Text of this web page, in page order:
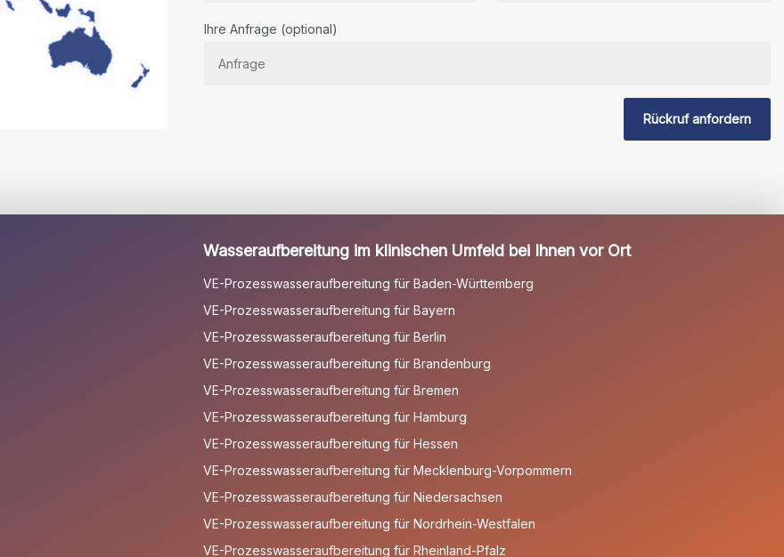
Sie
Ihre Anfrage (optional)
Rückruf anfordern
Wasseraufbereitung im klinischen Umfeld bei Ihnen vor Ort
VE-Prozesswasseraufbereitung für Baden-Württemberg
VE-Prozesswasseraufbereitung für Bayern
VE-Prozesswasseraufbereitung für Berlin
VE-Prozesswasseraufbereitung für Brandenburg
VE-Prozesswasseraufbereitung für Bremen
VE-Prozesswasseraufbereitung für Hamburg
VE-Prozesswasseraufbereitung für Hessen
VE-Prozesswasseraufbereitung für Mecklenburg-Vorpommern
VE-Prozesswasseraufbereitung für Niedersachsen
VE-Prozesswasseraufbereitung für Nordrhein-Westfalen
VE-Prozesswasseraufbereitung für Rheinland-Pfalz